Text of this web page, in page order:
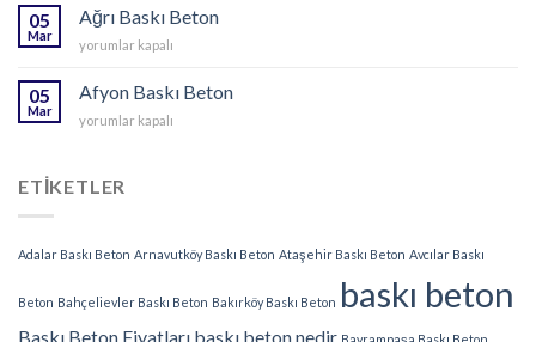
Beton
için
05
Mar
Ağrı Baskı Beton
Ağrı
Beton
yorumlar kapalı
05
Mar
Afyon Baskı Beton
Afyon
için
yorumlar kapalı
ETIKETLER
Adalar Baskı Beton Arnavutköy Baskı Beton Ataşehir Baskı Beton Avcılar Baskı
Beton Bahçelievler Baskı Beton Bakırköy Baskı Beton baskı beton
Baskı Beton Fiyatları baskı beton nedir Bayrampaşa Baskı Beton